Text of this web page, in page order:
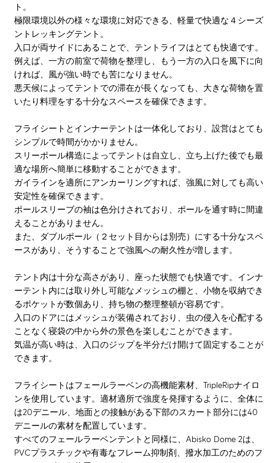
ト。
極限環境以外の様々な環境に対応できる、軽量で快適な４シーズ
ントレッキングテント。
入口が両サイドにあることで、テントライフはとても快適です。
例えば、一方の前室で荷物を整理し、もう一方の入口を風下に向
ければ、風が強い時でも苦になりません。
悪天候によってテントでの滞在が長くなっても、大きな荷物を置
いたり料理をする十分なスペースを確保できます。
フライシートとインナーテントは一体化しており、設営はとても
シンプルで時間がかかりません。
スリーポール構造によってテントは自立し、立ち上げた後でも最
適な場所へ簡単に移動することができます。
ガイラインを適所にアンカーリングすれば、強風に対しても高い
安定性を確保できます。
ポールスリーブの袖は色分けされており、ポールを通す時に間違
えることがありません。
また、ダブルポール（２セット目からは別売）にする十分なスペ
ースがあり、そうすることで強風への耐久性が増します。
テント内は十分な高さがあり、座った状態でも快適です。インナ
ーテント内には取り外し可能なメッシュの棚と、小物を収納でき
るポケットが数個あり、持ち物の整理整頓が容易です。
入口のドアにはメッシュが装備されており、虫の侵入を心配する
ことなく寝袋の中から外の景色を楽しむことができます。
気温が高い時は、入口のジップを半分だけ開けて固定することが
できます。
フライシートはフェールラーベンの高機能素材、TripleRipナイロ
ンを使用しています。適材適所で強度を発揮するように、全体に
は20デニール、地面との接触がある下部のスカート部分には40
デニールの素材を配置しています。
すべてのフェールラーベンテントと同様に、Abisko Dome 2は、
PVCプラスチックや有毒なフレーム抑制剤、撥水加工のためのフ